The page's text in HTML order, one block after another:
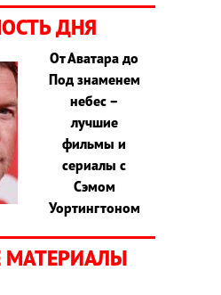
ДНЯ
От Аватара до
Под знаменем
небес –
лучшие
фильмы и
сериалы с
Сэмом
Уортингтоном